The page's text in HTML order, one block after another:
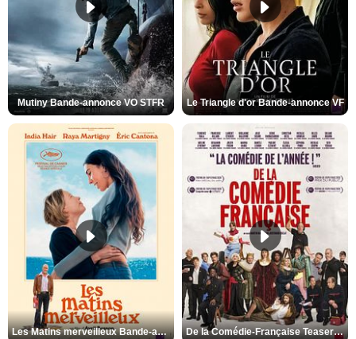
Mutiny Bande-annonce VO STFR Le Triangle d'or Bande-annonce VF
Les Matins merveilleux Bande-annonce VF De la Comédie-Française Teaser VF